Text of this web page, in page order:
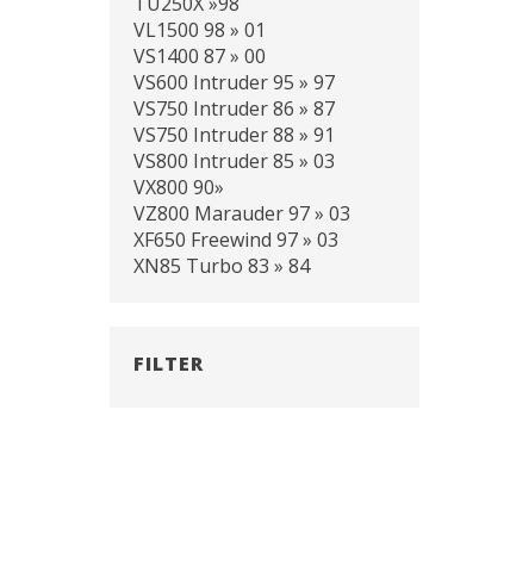
VL1500 98 » 01
VS1400 87 » 00
VS600 Intruder 95 » 97
VS750 Intruder 86 » 87
VS750 Intruder 88 » 91
VS800 Intruder 85 » 03
VX800 90»
VZ800 Marauder 97 » 03
XF650 Freewind 97 » 03
XN85 Turbo 83 » 84
FILTER